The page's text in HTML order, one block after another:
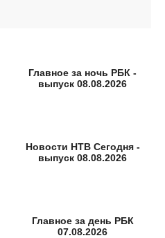
Главное за ночь РБК -
выпуск 08.08.2026
Новости НТВ Сегодня -
выпуск 08.08.2026
Главное за день РБК
07.08.2026